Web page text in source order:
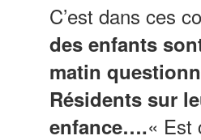
C’est dans ces
des enfants
matin
Résidents sur
enfance….« Est